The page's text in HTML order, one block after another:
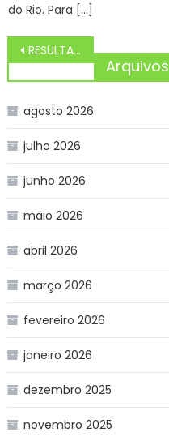
do Rio. Para […]
Navegação
de
RESULTADO DO SORTEIO QUINA 6506 DE HOJE TERÇA (13/08)
Arquivos
agosto 2026
julho 2026
junho 2026
maio 2026
abril 2026
março 2026
fevereiro 2026
janeiro 2026
dezembro 2025
novembro 2025